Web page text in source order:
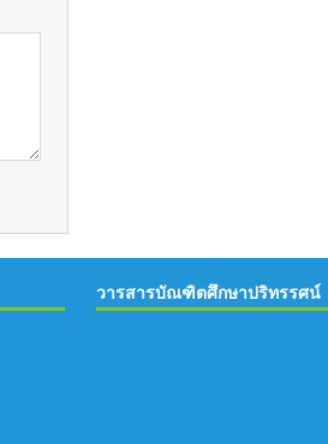
วารสารบัณฑิตศึกษาปริทรรศน์